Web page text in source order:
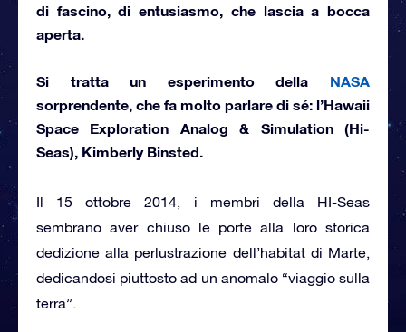
di fascino, di entusiasmo, che lascia a bocca
aperta.
Si tratta un esperimento della NASA
sorprendente, che fa molto parlare di sé: l’Hawaii
Space Exploration Analog & Simulation (Hi-
Seas), Kimberly Binsted.
Il 15 ottobre 2014, i membri della HI-Seas
sembrano aver chiuso le porte alla loro storica
dedizione alla perlustrazione dell’habitat di Marte,
dedicandosi piuttosto ad un anomalo “viaggio sulla
terra”.